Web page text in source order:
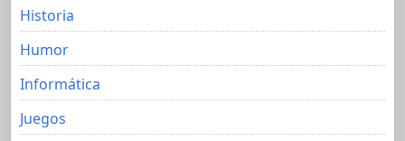
Historia
Humor
Informática
Juegos